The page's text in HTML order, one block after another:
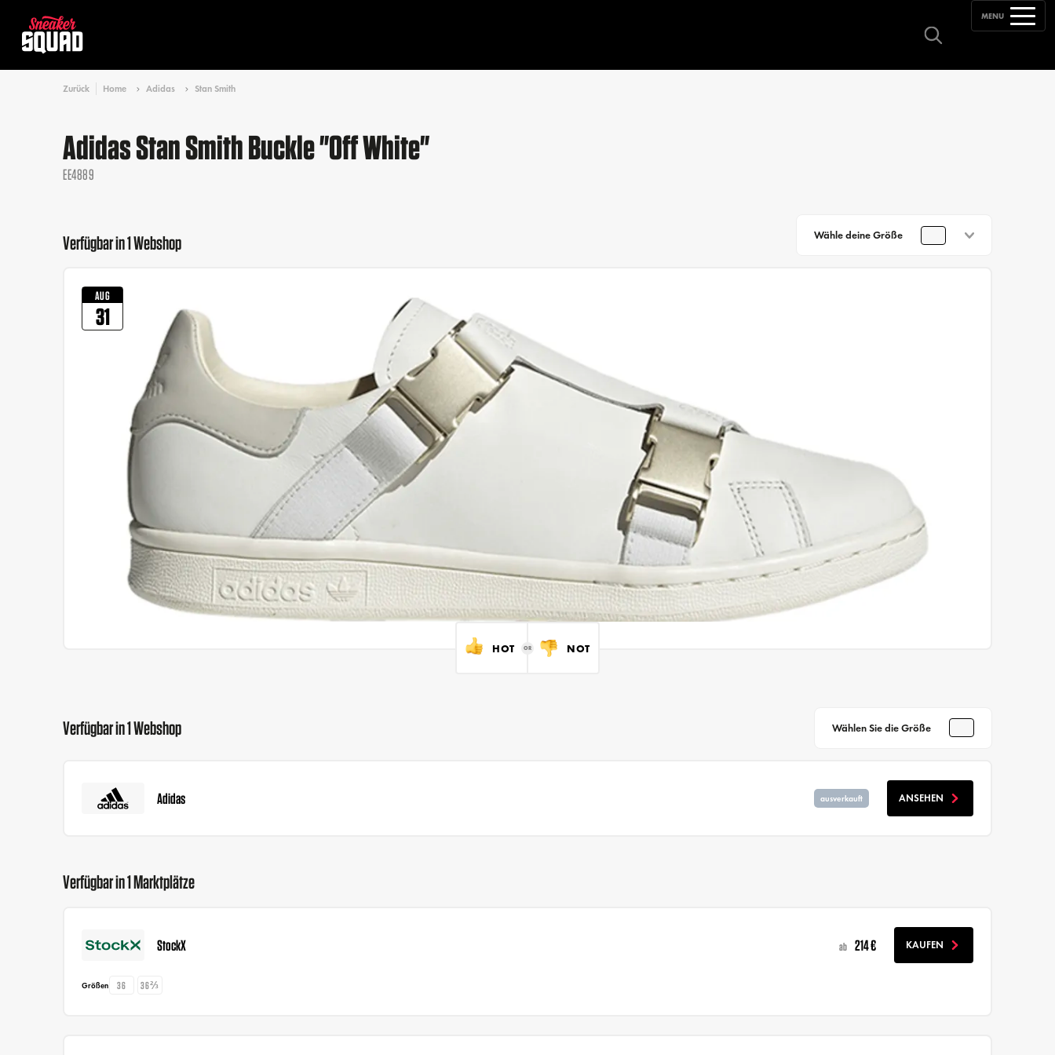
MENU
Zurück Home Adidas Stan Smith
Adidas Stan Smith Buckle "Off White"
EE4889
Verfügbar in 1 Webshop Wähle deine Größe
AUG
31
HOT NOT
Verfügbar in 1 Webshop Wählen Sie die Größe
Adidas ausverkauft ANSEHEN
Verfügbar in 1 Marktplätze
StockX ab 214 € KAUFEN
Größen 36 36⅔